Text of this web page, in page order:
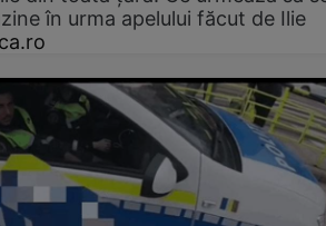
în urma apelului făcut de Ilie